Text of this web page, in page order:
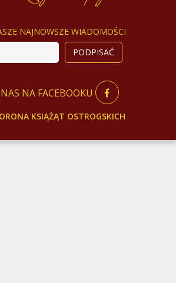
NAJNOWSZE WIADOMOŚCI
NA FACEBOOKU
KSIĄŻĄT OSTROGSKICH